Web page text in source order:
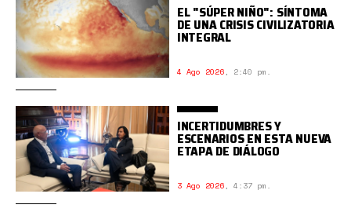
EL "SÚPER NIÑO": SÍNTOMA
DE UNA CRISIS CIVILIZATORIA
INTEGRAL
4 Ago 2026, 2:40 pm.
INCERTIDUMBRES Y
ESCENARIOS EN ESTA NUEVA
ETAPA DE DIÁLOGO
3 Ago 2026, 4:37 pm.